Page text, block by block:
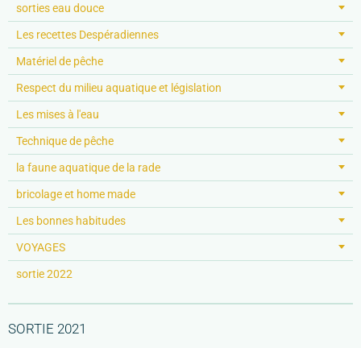
sorties eau douce
Les recettes Despéradiennes
Matériel de pêche
Respect du milieu aquatique et législation
Les mises à l'eau
Technique de pêche
la faune aquatique de la rade
bricolage et home made
Les bonnes habitudes
VOYAGES
sortie 2022
SORTIE 2021